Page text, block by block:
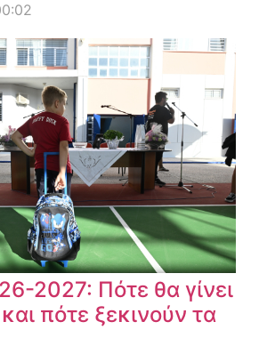
2027: Πότε θα γίνει
πότε ξεκινούν τα